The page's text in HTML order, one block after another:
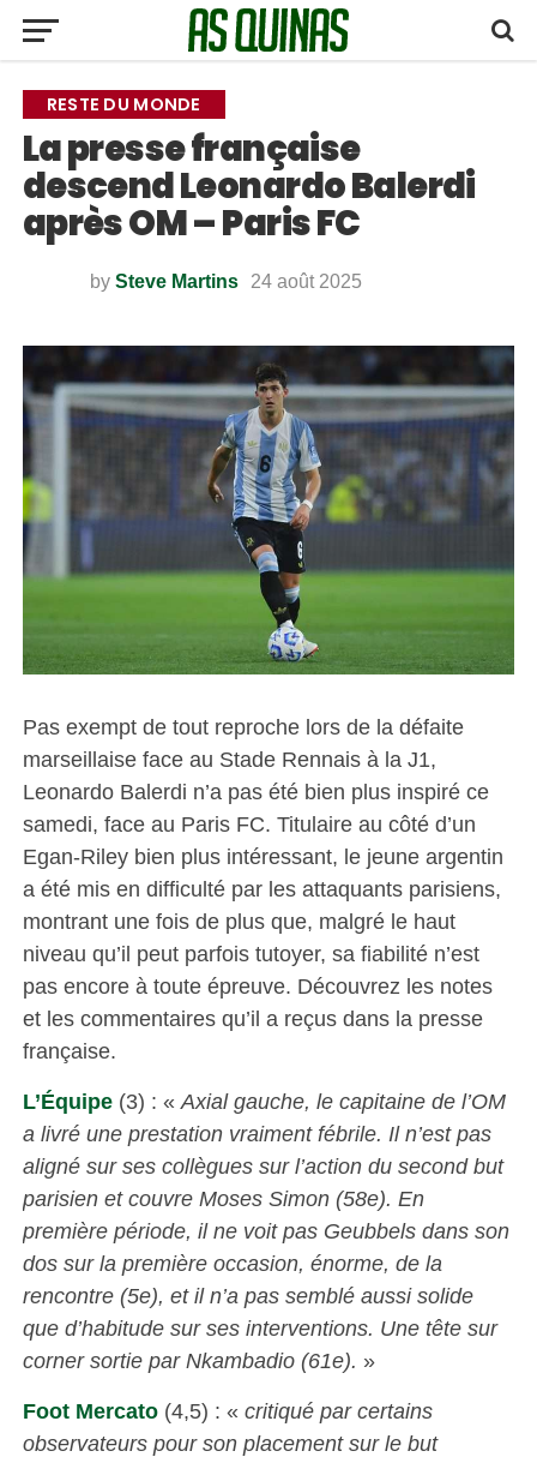
RESTE DU MONDE
La presse française
descend Leonardo Balerdi
après OM – Paris FC
by Steve Martins 24 août 2025
Pas exempt de tout reproche lors de la défaite
marseillaise face au Stade Rennais à la J1,
Leonardo Balerdi n’a pas été bien plus inspiré ce
samedi, face au Paris FC. Titulaire au côté d’un
Egan-Riley bien plus intéressant, le jeune argentin
a été mis en difficulté par les attaquants parisiens,
montrant une fois de plus que, malgré le haut
niveau qu’il peut parfois tutoyer, sa fiabilité n’est
pas encore à toute épreuve. Découvrez les notes
et les commentaires qu’il a reçus dans la presse
française.
L’Équipe(3) : « Axial gauche, le capitaine de l’OM
a livré une prestation vraiment fébrile. Il n’est pas
aligné sur ses collègues sur l’action du second but
parisien et couvre Moses Simon (58e). En
première période, il ne voit pas Geubbels dans son
dos sur la première occasion, énorme, de la
rencontre (5e), et il n’a pas semblé aussi solide
que d’habitude sur ses interventions. Une tête sur
corner sortie par Nkambadio (61e). »
Foot Mercato(4,5) : « critiqué par certains
observateurs pour son placement sur le but